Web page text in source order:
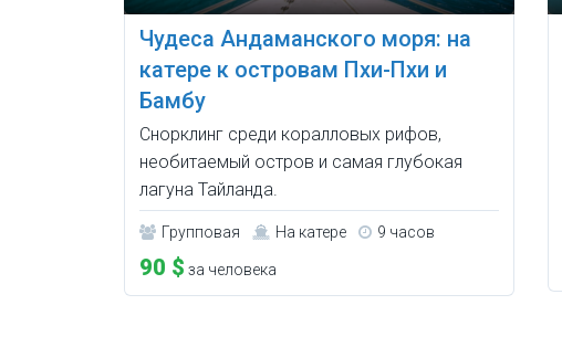
Чудеса Андаманского моря: на
катере к островам Пхи-Пхи и
Бамбу
Снорклинг среди коралловых рифов,
необитаемый остров и самая глубокая
лагуна Тайланда.
Групповая На катере 9 часов
90 $ за человека